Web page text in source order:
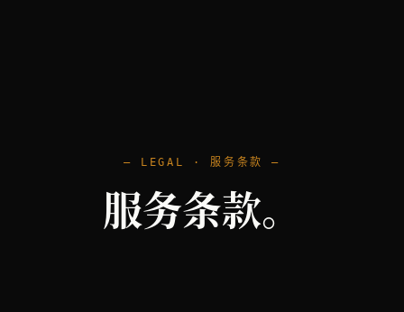
— LEGAL · 服务条款 —
服务条款。